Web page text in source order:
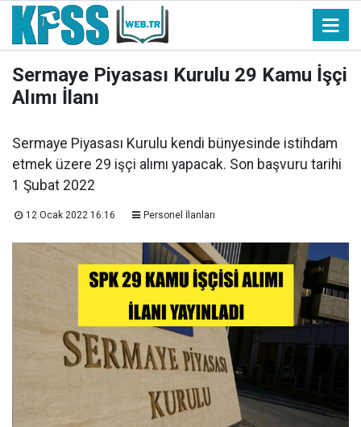
Sermaye Piyasası Kurulu 29 Kamu İşçi
Alımı İlanı
Sermaye Piyasası Kurulu kendi bünyesinde istihdam
etmek üzere 29 işçi alımı yapacak. Son başvuru tarihi
1 Şubat 2022
12 Ocak 2022 16:16 Personel İlanları